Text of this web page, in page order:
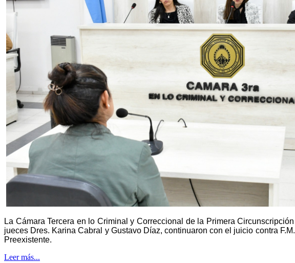
La Cámara Tercera en lo Criminal y Correccional de la Primera
jueces Dres. Karina Cabral y Gustavo Díaz, continuaron con el juicio contra
Preexistente.
Leer más...